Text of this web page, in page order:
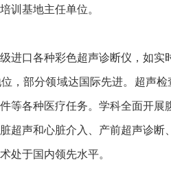
训基地主任单位。
进口各种彩色超声诊断仪，如
，部分领域达国际先进。超声
等各种医疗任务。学科全面开
超声和心脏介入、产前超声诊
处于国内领先水平。